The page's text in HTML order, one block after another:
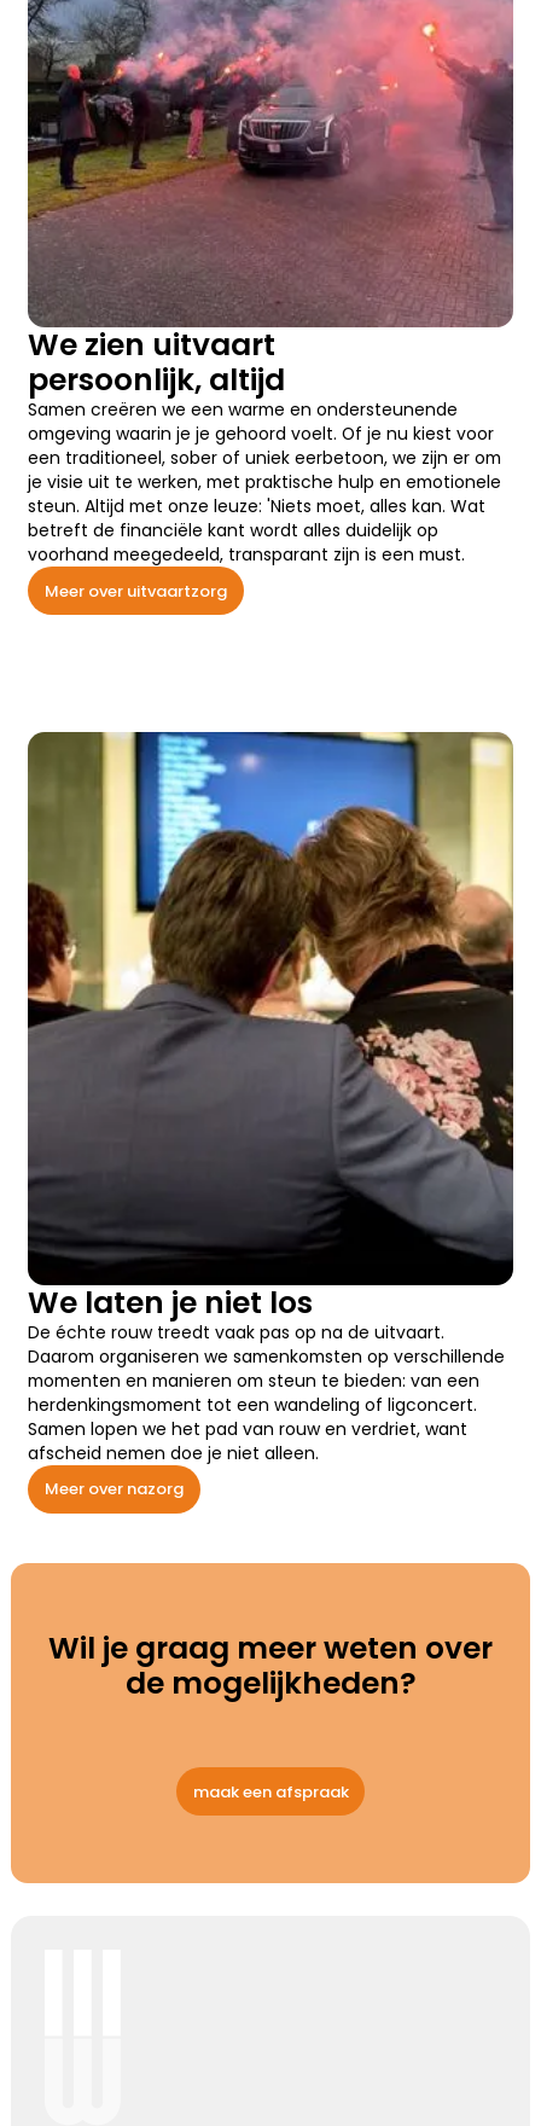
We zien uitvaart
persoonlijk, altijd
Samen creëren we een warme en ondersteunende
omgeving waarin je je gehoord voelt. Of je nu kiest voor
een traditioneel, sober of uniek eerbetoon, we zijn er om
je visie uit te werken, met praktische hulp en emotionele
steun. Altijd met onze leuze: 'Niets moet, alles kan. Wat
betreft de financiële kant wordt alles duidelijk op
voorhand meegedeeld, transparant zijn is een must.
Meer over uitvaartzorg
We laten je niet los
De échte rouw treedt vaak pas op na de uitvaart.
Daarom organiseren we samenkomsten op verschillende
momenten en manieren om steun te bieden: van een
herdenkingsmoment tot een wandeling of ligconcert.
Samen lopen we het pad van rouw en verdriet, want
afscheid nemen doe je niet alleen.
Meer over nazorg
Wil je graag meer weten over
de mogelijk­heden?
maak een afspraak